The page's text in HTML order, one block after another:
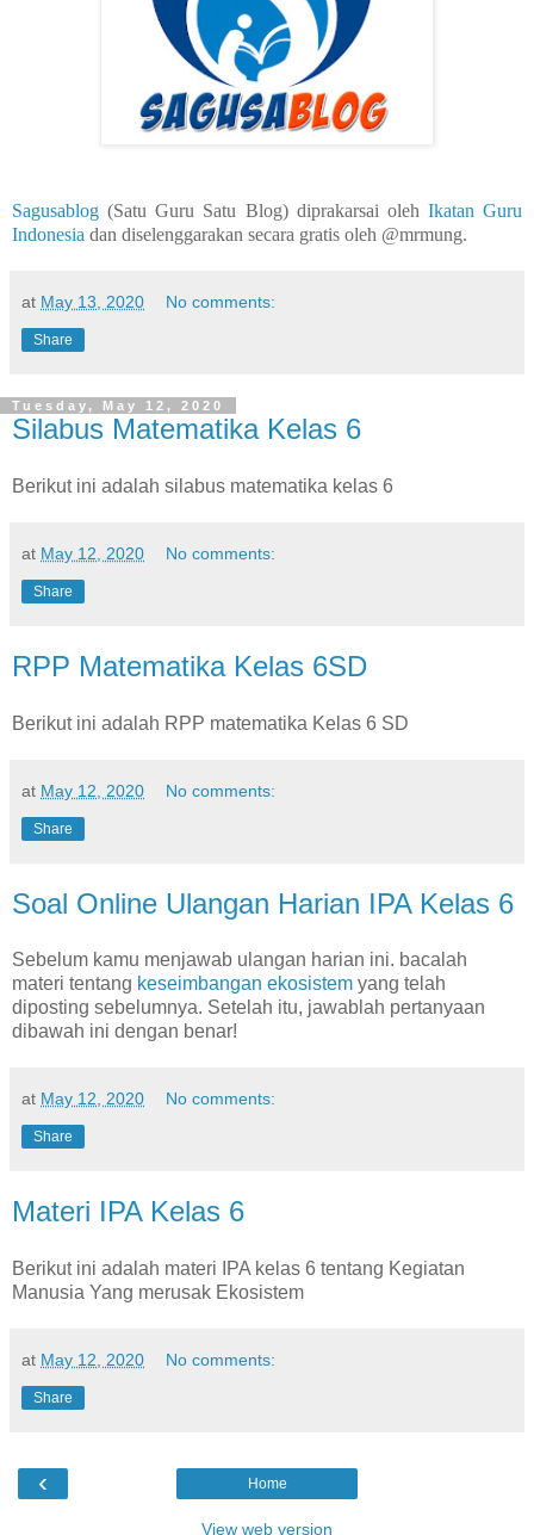
Sagusablog (Satu Guru Satu Blog) diprakarsai oleh Ikatan Guru
Indonesia dan diselenggarakan secara gratis oleh @mrmung.
at May 13, 2020 No comments:
Share
Tuesday, May 12, 2020
Silabus Matematika Kelas 6
Berikut ini adalah silabus matematika kelas 6
at May 12, 2020 No comments:
Share
RPP Matematika Kelas 6SD
Berikut ini adalah RPP matematika Kelas 6 SD
at May 12, 2020 No comments:
Share
Soal Online Ulangan Harian IPA Kelas 6
Sebelum kamu menjawab ulangan harian ini. bacalah
materi tentang keseimbangan ekosistem yang telah
diposting sebelumnya. Setelah itu, jawablah pertanyaan
dibawah ini dengan benar!
at May 12, 2020 No comments:
Share
Materi IPA Kelas 6
Berikut ini adalah materi IPA kelas 6 tentang Kegiatan
Manusia Yang merusak Ekosistem
at May 12, 2020 No comments:
Share
‹ Home
View web version